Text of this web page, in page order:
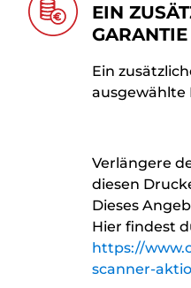
EIN
GARANTIE
Ein
ausgewählte
Verlängere
diesen
Dieses
Hier findest
https://
scanner-